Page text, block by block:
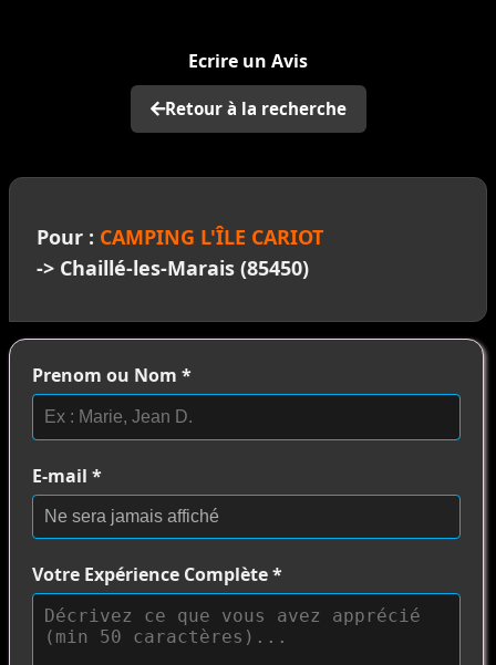
Ecrire un Avis
Retour à la recherche
Pour : CAMPING L'ÎLE CARIOT
-> Chaillé-les-Marais (85450)
Prenom ou Nom *
E-mail *
Votre Expérience Complète*